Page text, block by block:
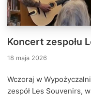
Koncert zespołu
18 maja 2026
Wczoraj w
zespół Les Souvenirs,